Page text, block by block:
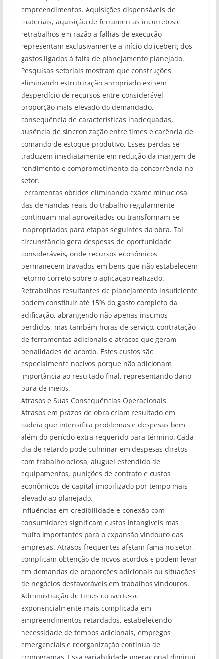
empreendimentos. Aquisições dispensáveis de
materiais, aquisição de ferramentas incorretos e
retrabalhos em razão a falhas de execução
representam exclusivamente a início do iceberg dos
gastos ligados à falta de planejamento planejado.
Pesquisas setoriais mostram que construções
eliminando estruturação apropriado exibem
desperdício de recursos entre considerável
proporção mais elevado do demandado,
consequência de características inadequadas,
ausência de sincronização entre times e carência de
comando de estoque produtivo. Esses perdas se
traduzem imediatamente em redução da margem de
rendimento e comprometimento da concorrência no
setor.
Ferramentas obtidos eliminando exame minuciosa
das demandas reais do trabalho regularmente
continuam mal aproveitados ou transformam-se
inapropriados para etapas seguintes da obra. Tal
circunstância gera despesas de oportunidade
consideráveis, onde recursos econômicos
permanecem travados em bens que não estabelecem
retorno correto sobre o aplicação realizado.
Retrabalhos resultantes de planejamento insuficiente
podem constituir até 15% do gasto completo da
edificação, abrangendo não apenas insumos
perdidos, mas também horas de serviço, contratação
de ferramentas adicionais e atrasos que geram
penalidades de acordo. Estes custos são
especialmente nocivos porque não adicionam
importância ao resultado final, representando dano
pura de meios.
Atrasos e Suas Consequências Operacionais
Atrasos em prazos de obra criam resultado em
cadeia que intensifica problemas e despesas bem
além do período extra requerido para término. Cada
dia de retardo pode culminar em despesas diretos
com trabalho ociosa, aluguel estendido de
equipamentos, punições de contrato e custos
econômicos de capital imobilizado por tempo mais
elevado ao planejado.
Influências em credibilidade e conexão com
consumidores significam custos intangíveis mas
muito importantes para o expansão vindouro das
empresas. Atrasos frequentes afetam fama no setor,
complicam obtenção de novos acordos e podem levar
em demandas de proporções adicionais ou situações
de negócios desfavoráveis em trabalhos vindouros.
Administração de times converte-se
exponencialmente mais complicada em
empreendimentos retardados, estabelecendo
necessidade de tempos adicionais, empregos
emergenciais e reorganização contínua de
cronogramas. Essa variabilidade operacional diminui